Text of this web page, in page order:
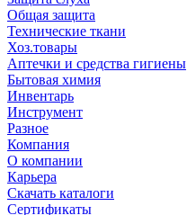
Общая защита
Технические ткани
Хоз.товары
Аптечки и средства гигиены
Бытовая химия
Инвентарь
Инструмент
Разное
Компания
О компании
Карьера
Cкачать каталоги
Сертификаты